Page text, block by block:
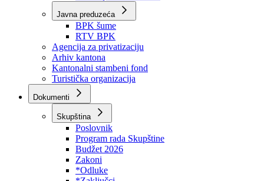
Direkcija za robne rezerve
Direkcija za ceste
Direkcija za šumarstvo
Javna preduzeća
BPK šume
RTV BPK
Agencija za privatizaciju
Arhiv kantona
Kantonalni stambeni fond
Turistička organizacija
Dokumenti
Skupština
Poslovnik
Program rada Skupštine